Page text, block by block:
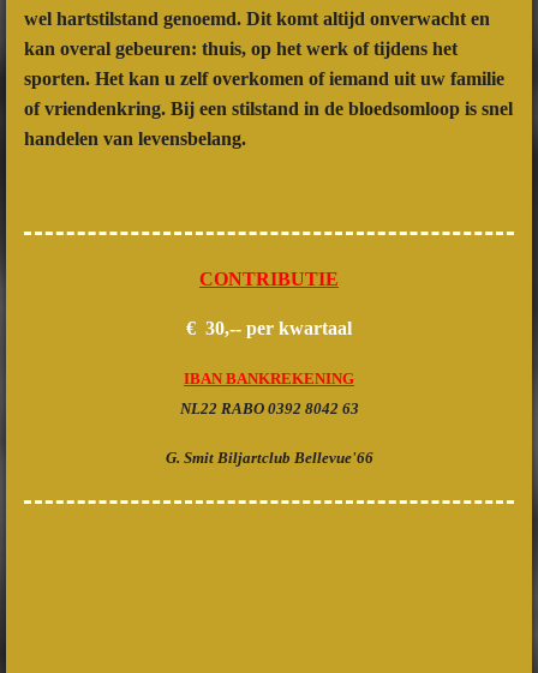
wel hartstilstand genoemd. Dit komt altijd onverwacht en
kan overal gebeuren: thuis, op het werk of tijdens het
sporten. Het kan u zelf overkomen of iemand uit uw familie
of vriendenkring. Bij een stilstand in de bloedsomloop is snel
handelen van levensbelang.
CONTRIBUTIE
€ 30,-- per kwartaal
IBAN BANKREKENING
NL22 RABO 0392 8042 63
G. Smit Biljartclub Bellevue'66